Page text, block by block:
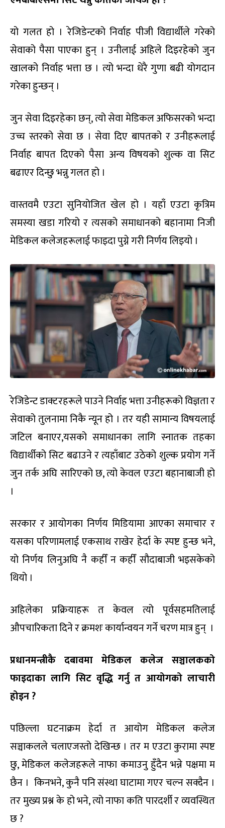
यो गलत हो । रेजिडेन्टको निर्वाह पीजी विद्यार्थीले गरेको
सेवाको पैसा पाएका हुन् । उनीलाई अहिले दिइरहेको जुन
खालको निर्वाह भत्ता छ । त्यो भन्दा धेरै गुणा बढी योगदान
गरेका हुन्छन् ।
जुन सेवा दिइरहेका छन्, त्यो सेवा मेडिकल अफिसरको भन्दा
उच्च स्तरको सेवा छ । सेवा दिए बापतको र उनीहरूलाई
निर्वाह बापत दिएको पैसा अन्य विषयको शुल्क वा सिट
बढाएर दिन्छु भन्नु गलत हो ।
वास्तवमै एउटा सुनियोजित खेल हो । यहाँ एउटा कृत्रिम
समस्या खडा गरियो र त्यसको समाधानको बहानामा निजी
मेडिकल कलेजहरूलाई फाइदा पुग्ने गरी निर्णय लिइयो ।
रेजिडेन्ट डाक्टरहरूले पाउने निर्वाह भत्ता उनीहरूको विज्ञता र
सेवाको तुलनामा निकै न्यून हो । तर यही सामान्य विषयलाई
जटिल बनाएर,यसको समाधानका लागि स्नातक तहका
विद्यार्थीको सिट बढाउने र त्यहाँबाट उठेको शुल्क प्रयोग गर्ने
जुन तर्क अघि सारिएको छ, त्यो केवल एउटा बहानाबाजी हो
।
सरकार र आयोगका निर्णय मिडियामा आएका समाचार र
यसका परिणामलाई एकसाथ राखेर हेर्दा के स्पष्ट हुन्छ भने,
यो निर्णय लिनुअघि नै कहीँ न कहीँ सौदाबाजी भइसकेको
थियो ।
अहिलेका प्रक्रियाहरू त केवल त्यो पूर्वसहमतिलाई
औपचारिकता दिने र क्रमशः कार्यान्वयन गर्ने चरण मात्र हुन् ।
प्रधानमन्त्रीकै दबावमा मेडिकल कलेज सञ्चालकको
फाइदाका लागि सिट वृद्धि गर्नु त आयोगको लाचारी
होइन ?
पछिल्ला घटनाक्रम हेर्दा त आयोग मेडिकल कलेज
सञ्चाकलले चलाएजस्तो देखिन्छ । तर म एउटा कुरामा स्पष्ट
छु, मेडिकल कलेजहरूले नाफा कमाउनु हुँदैन भन्ने पक्षमा म
छैन । किनभने, कुनै पनि संस्था घाटामा गएर चल्न सक्दैन ।
तर मुख्य प्रश्न के हो भने, त्यो नाफा कति पारदर्शी र व्यवस्थित
छ ?